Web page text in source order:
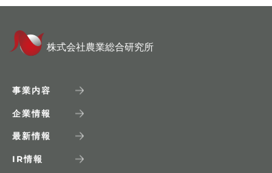
株式会社農業総合研究所
事業内容
企業情報
最新情報
IR情報